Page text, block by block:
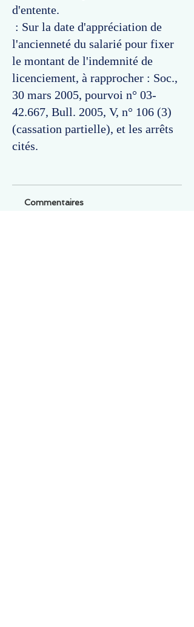
d'entente.
: Sur la date d'appréciation de
l'ancienneté du salarié pour fixer
le montant de l'indemnité de
licenciement, à rapprocher : Soc.,
30 mars 2005, pourvoi n° 03-
42.667, Bull. 2005, V, n° 106 (3)
(cassation partielle), et les arrêts
cités.
Commentaires